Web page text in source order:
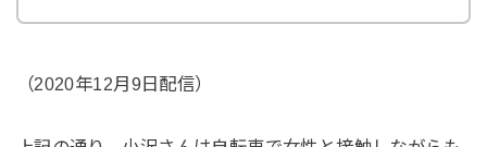
（2020年12月9日配信）